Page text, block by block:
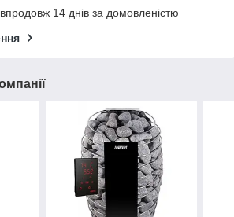
14 днів за домовленістю